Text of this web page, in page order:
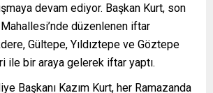
devam ediyor. Başkan Kurt, son
düzenlenen iftar
Gültepe, Yıldıztepe ve Göztepe
ile bir araya gelerek iftar yaptı.
Başkanı Kazım Kurt, her Ramazanda